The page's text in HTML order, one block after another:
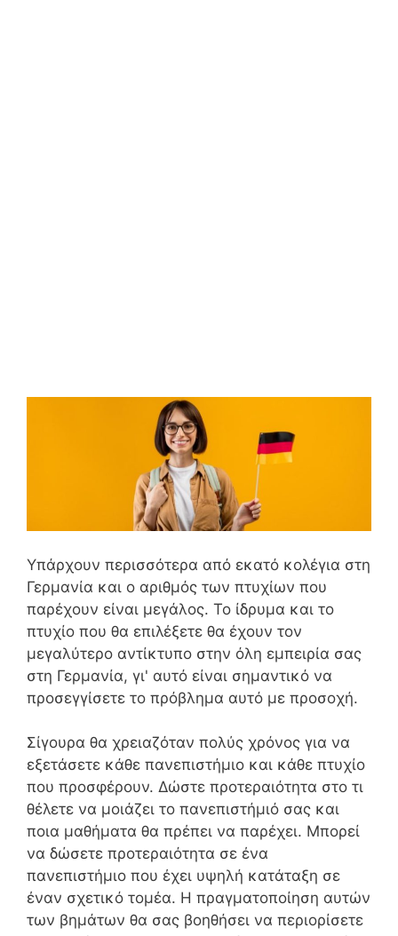
Υπάρχουν περισσότερα από εκατό κολέγια στη
Γερμανία και ο αριθμός των πτυχίων που
παρέχουν είναι μεγάλος. Το ίδρυμα και το
πτυχίο που θα επιλέξετε θα έχουν τον
μεγαλύτερο αντίκτυπο στην όλη εμπειρία σας
στη Γερμανία, γι' αυτό είναι σημαντικό να
προσεγγίσετε το πρόβλημα αυτό με προσοχή.
Σίγουρα θα χρειαζόταν πολύς χρόνος για να
εξετάσετε κάθε πανεπιστήμιο και κάθε πτυχίο
που προσφέρουν. Δώστε προτεραιότητα στο τι
θέλετε να μοιάζει το πανεπιστήμιό σας και
ποια μαθήματα θα πρέπει να παρέχει. Μπορεί
να δώσετε προτεραιότητα σε ένα
πανεπιστήμιο που έχει υψηλή κατάταξη σε
έναν σχετικό τομέα. Η πραγματοποίηση αυτών
των βημάτων θα σας βοηθήσει να περιορίσετε